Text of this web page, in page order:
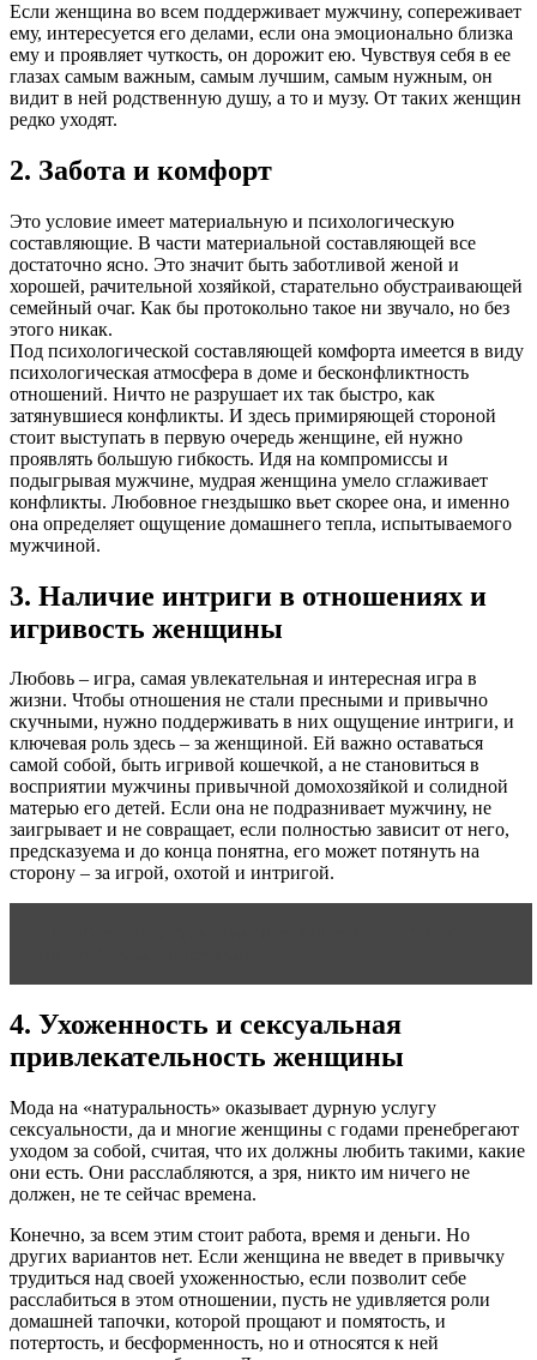
Если женщина во всем поддерживает мужчину, сопереживает
ему, интересуется его делами, если она эмоционально близка
ему и проявляет чуткость, он дорожит ею. Чувствуя себя в ее
глазах самым важным, самым лучшим, самым нужным, он
видит в ней родственную душу, а то и музу. От таких женщин
редко уходят.
2. Забота и комфорт
Это условие имеет материальную и психологическую
составляющие. В части материальной составляющей все
достаточно ясно. Это значит быть заботливой женой и
хорошей, рачительной хозяйкой, старательно обустраивающей
семейный очаг. Как бы протокольно такое ни звучало, но без
этого никак.
Под психологической составляющей комфорта имеется в виду
психологическая атмосфера в доме и бесконфликтность
отношений. Ничто не разрушает их так быстро, как
затянувшиеся конфликты. И здесь примиряющей стороной
стоит выступать в первую очередь женщине, ей нужно
проявлять большую гибкость. Идя на компромиссы и
подыгрывая мужчине, мудрая женщина умело сглаживает
конфликты. Любовное гнездышко вьет скорее она, и именно
она определяет ощущение домашнего тепла, испытываемого
мужчиной.
3. Наличие интриги в отношениях и
игривость женщины
Любовь – игра, самая увлекательная и интересная игра в
жизни. Чтобы отношения не стали пресными и привычно
скучными, нужно поддерживать в них ощущение интриги, и
ключевая роль здесь – за женщиной. Ей важно оставаться
самой собой, быть игривой кошечкой, а не становиться в
восприятии мужчины привычной домохозяйкой и солидной
матерью его детей. Если она не подразнивает мужчину, не
заигрывает и не совращает, если полностью зависит от него,
предсказуема и до конца понятна, его может потянуть на
сторону – за игрой, охотой и интригой.
4. Ухоженность и сексуальная
привлекательность женщины
Мода на «натуральность» оказывает дурную услугу
сексуальности, да и многие женщины с годами пренебрегают
уходом за собой, считая, что их должны любить такими, какие
они есть. Они расслабляются, а зря, никто им ничего не
должен, не те сейчас времена.
Конечно, за всем этим стоит работа, время и деньги. Но
других вариантов нет. Если женщина не введет в привычку
трудиться над своей ухоженностью, если позволит себе
расслабиться в этом отношении, пусть не удивляется роли
домашней тапочки, которой прощают и помятость, и
потертость, и бесформенность, но и относятся к ней